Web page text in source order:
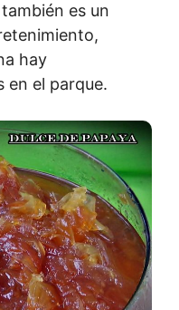
es un
hay
en el parque.